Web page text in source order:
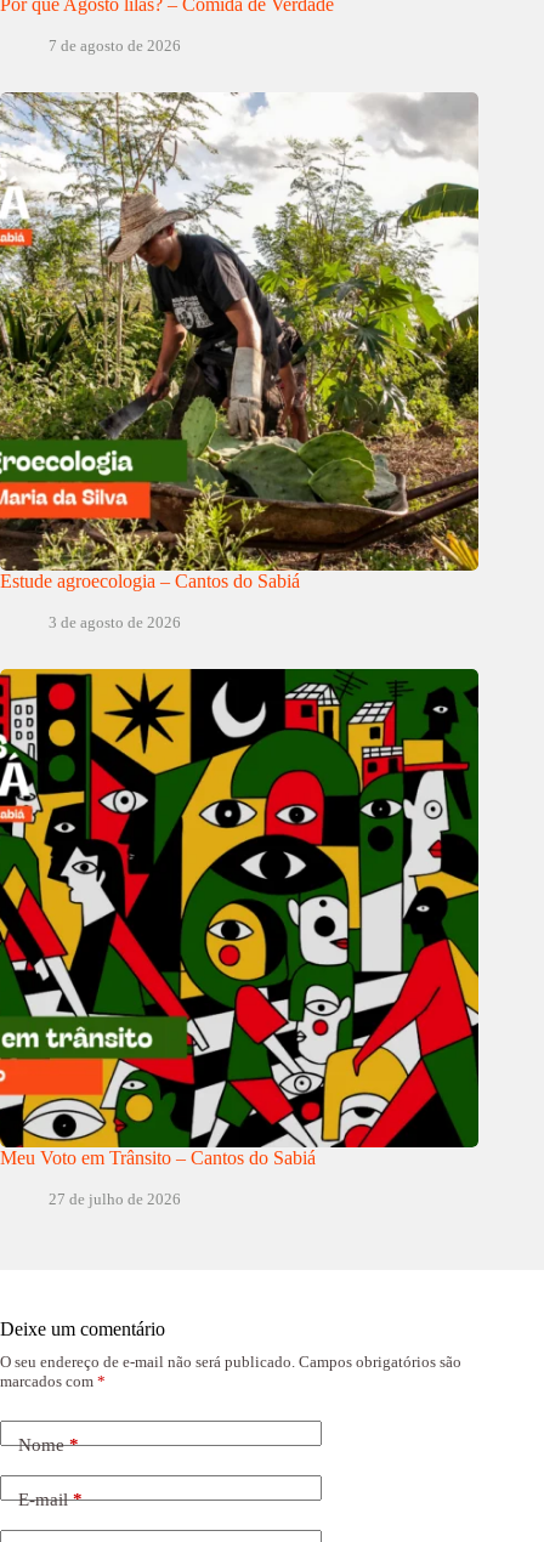
Por quê Agosto lilás? – Comida de Verdade
7 de agosto de 2026
Estude agroecologia – Cantos do Sabiá
3 de agosto de 2026
Meu Voto em Trânsito – Cantos do Sabiá
27 de julho de 2026
Deixe um comentário
O seu endereço de e-mail não será publicado. Campos obrigatórios são
marcados com *
Nome*
E-mail*